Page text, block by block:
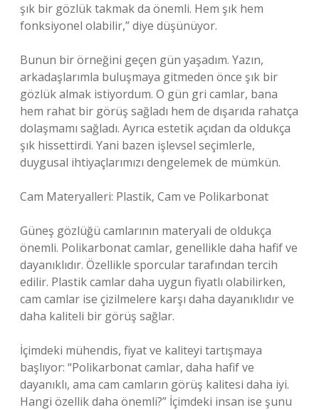
şık bir gözlük takmak da önemli. Hem şık hem
fonksiyonel olabilir,” diye düşünüyor.
Bunun bir örneğini geçen gün yaşadım. Yazın,
arkadaşlarımla buluşmaya gitmeden önce şık bir
gözlük almak istiyordum. O gün gri camlar, bana
hem rahat bir görüş sağladı hem de dışarıda rahatça
dolaşmamı sağladı. Ayrıca estetik açıdan da oldukça
şık hissettirdi. Yani bazen işlevsel seçimlerle,
duygusal ihtiyaçlarımızı dengelemek de mümkün.
Cam Materyalleri: Plastik, Cam ve Polikarbonat
Güneş gözlüğü camlarının materyali de oldukça
önemli. Polikarbonat camlar, genellikle daha hafif ve
dayanıklıdır. Özellikle sporcular tarafından tercih
edilir. Plastik camlar daha uygun fiyatlı olabilirken,
cam camlar ise çizilmelere karşı daha dayanıklıdır ve
daha kaliteli bir görüş sağlar.
İçimdeki mühendis, fiyat ve kaliteyi tartışmaya
başlıyor: “Polikarbonat camlar, daha hafif ve
dayanıklı, ama cam camların görüş kalitesi daha iyi.
Hangi özellik daha önemli?” İçimdeki insan ise şunu